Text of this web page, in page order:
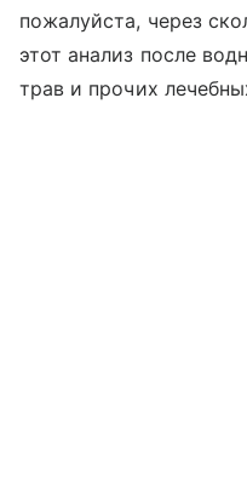
пожалуйста, через
этот анализ после
трав и прочих